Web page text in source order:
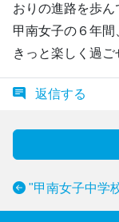
おりの進路を歩ん
甲南女子の６年
きっと楽しく過ご
返信する
"甲南女子中学